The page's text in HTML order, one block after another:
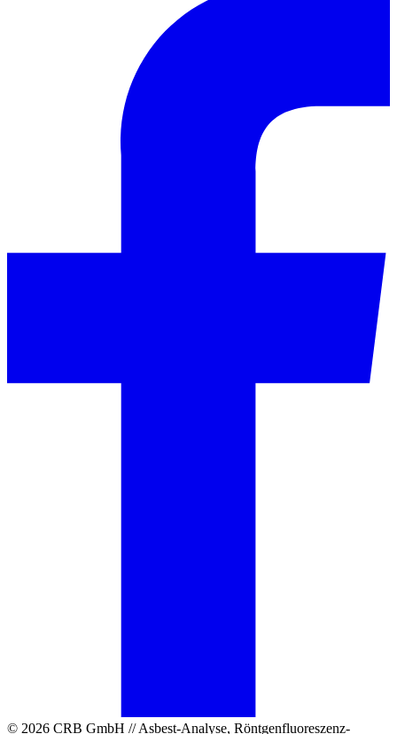
© 2026 CRB GmbH // Asbest-Analyse, Röntgenfluoreszenz-